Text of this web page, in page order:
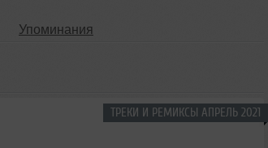
Упоминания
ТРЕКИ И РЕМИКСЫ АПРЕЛЬ 2021